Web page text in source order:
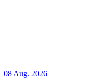
08 Aug. 2026